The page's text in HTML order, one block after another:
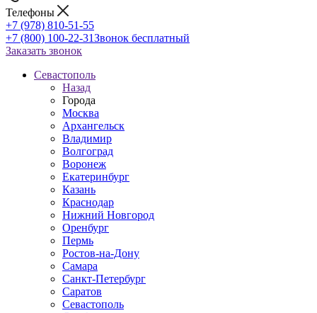
Телефоны
+7 (978) 810-51-55
+7 (800) 100-22-31Звонок бесплатный
Заказать звонок
Севастополь
Назад
Города
Москва
Архангельск
Владимир
Волгоград
Воронеж
Екатеринбург
Казань
Краснодар
Нижний Новгород
Оренбург
Пермь
Ростов-на-Дону
Самара
Санкт-Петербург
Саратов
Севастополь